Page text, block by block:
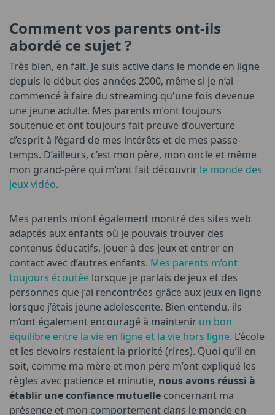
Comment vos parents ont-ils
abordé ce sujet ?
Très bien, en fait. Je suis active dans le monde en ligne
depuis le début des années 2000, même si je n’ai
commencé à faire du streaming qu'une fois devenue
une jeune adulte. Mes parents m’ont toujours
soutenue et ont toujours fait preuve d’ouverture
d’esprit à l’égard de mes intérêts et de mes passe-
temps. D’ailleurs, c’est mon père, mon oncle et même
mon grand-père qui m’ont fait découvrir le monde des
jeux vidéo.
Mes parents m’ont également montré des sites web
adaptés aux enfants où je pouvais trouver des
contenus éducatifs, jouer à des jeux et entrer en
contact avec d’autres enfants. Mes parents m’ont
toujours écoutée lorsque je parlais de jeux et des
personnes que j’ai rencontrées grâce aux jeux en ligne
lorsque j’étais jeune adolescente. Bien entendu, ils
m’ont également encouragé à maintenir un bon
équilibre entre la vie en ligne et la vie hors ligne. L’école
et les devoirs restaient la priorité (rires). Quoi qu’il en
soit, comme ma mère et mon père m’ont expliqué les
règles avec patience et minutie, nous avons réussi à
établir une confiance mutuelle concernant ma
présence et mon comportement dans le monde en